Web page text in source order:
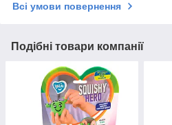
Всі умови повернення
Подібні товари компанії